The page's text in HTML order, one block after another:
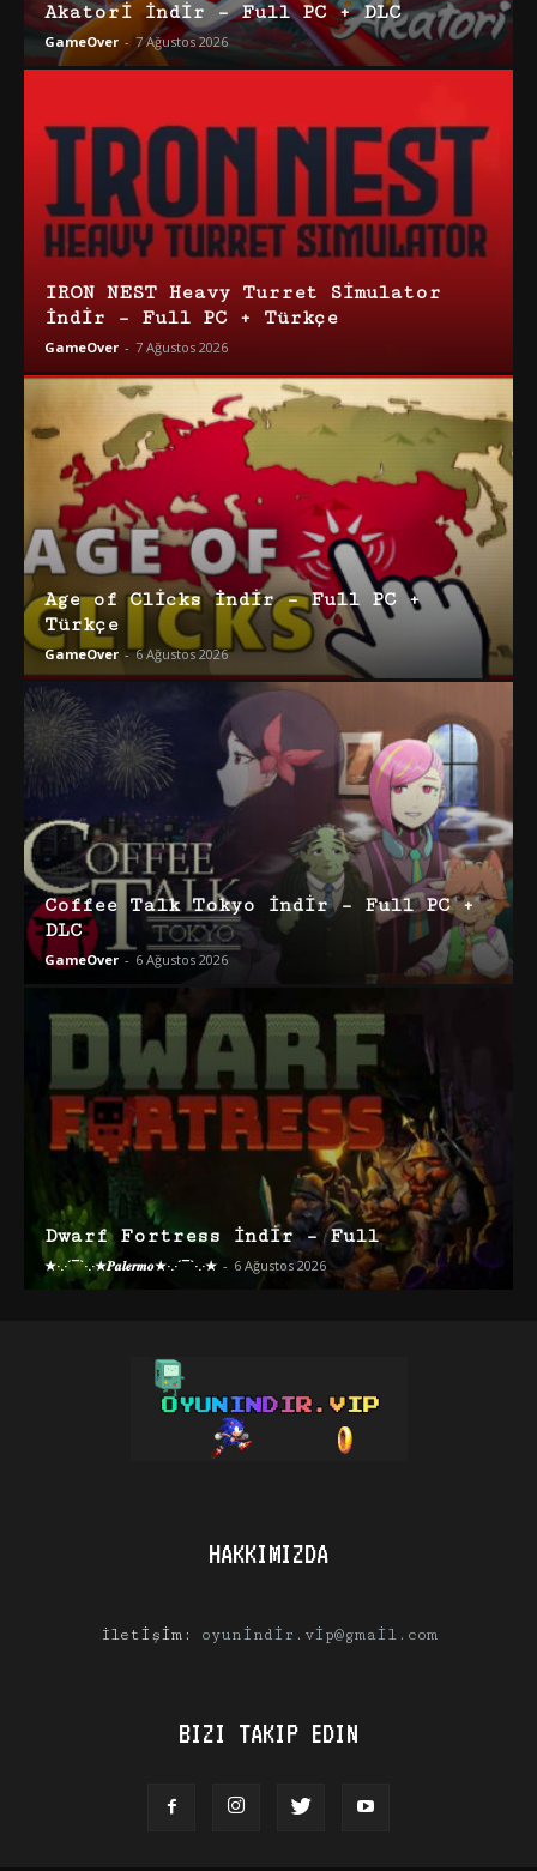
Akatori İndir – Full PC + DLC
GameOver - 7 Ağustos 2026
IRON NEST Heavy Turret Simulator
İndir – Full PC + Türkçe
GameOver - 7 Ağustos 2026
Age of Clicks İndir – Full PC +
Türkçe
GameOver - 6 Ağustos 2026
Coffee Talk Tokyo İndir – Full PC +
DLC
GameOver - 6 Ağustos 2026
Dwarf Fortress İndir – Full
★·.·´¯`·.·★𝑷𝒂𝒍𝒆𝒓𝒎𝒐★·.·´¯`·.·★ - 6 Ağustos 2026
HAKKIMIZDA
İletişim: oyunindir.vip@gmail.com
BIZI TAKIP EDIN